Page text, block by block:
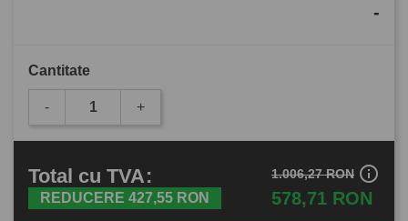
-
Cantitate
- +
Total cu TVA:
REDUCERE 427,55 RON 578,71 RON
1.006,27 RON info_outline